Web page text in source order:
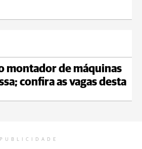
montador de máquinas
confira as vagas desta
PUBLICIDADE